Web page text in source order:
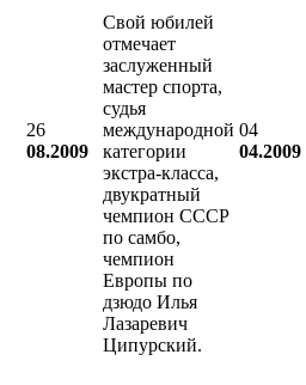
26
08.2009
Свой юбилей
отмечает
заслуженный
мастер спорта,
судья
международной
категории
экстра-класса,
двукратный
чемпион СССР
по самбо,
чемпион
Европы по
дзюдо Илья
Лазаревич
Ципурский.
04
04.2009